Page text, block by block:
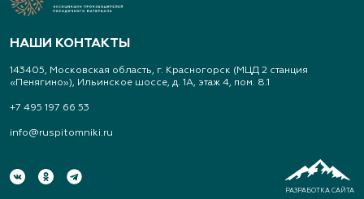
НАШИ КОНТАКТЫ
143405, Московская область, г. Красногорск (МЦД 2 станция
«Пенягино»), Ильинское шоссе, д. 1А, этаж 4, пом. 8.1
+7 495 197 66 53
info@ruspitomniki.ru
РАЗРАБОТКА САЙТА